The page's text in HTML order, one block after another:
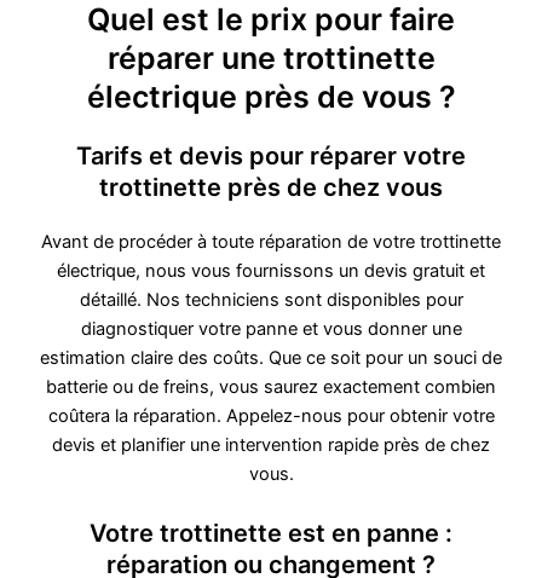
Quel est le prix pour faire
réparer une trottinette
électrique près de vous ?
Tarifs et devis pour réparer votre
trottinette près de chez vous
Avant de procéder à toute réparation de votre trottinette
électrique, nous vous fournissons un devis gratuit et
détaillé. Nos techniciens sont disponibles pour
diagnostiquer votre panne et vous donner une
estimation claire des coûts. Que ce soit pour un souci de
batterie ou de freins, vous saurez exactement combien
coûtera la réparation. Appelez-nous pour obtenir votre
devis et planifier une intervention rapide près de chez
vous.
Votre trottinette est en panne :
réparation ou changement ?